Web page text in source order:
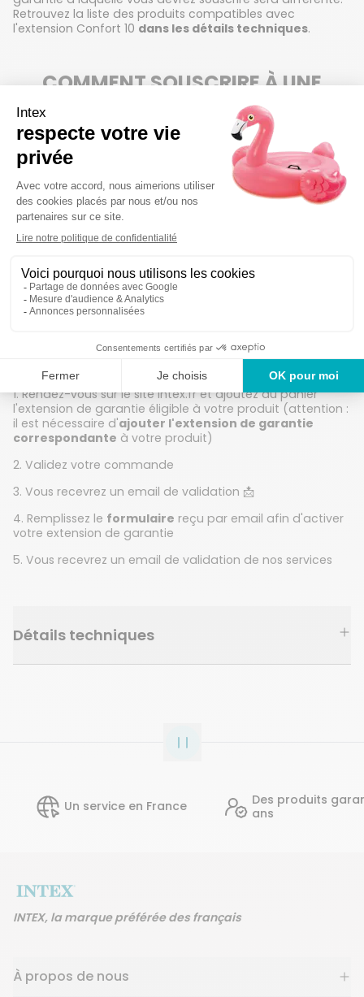
Retrouvez la liste des produits compatibles avec
l'extension Confort 10 dans les détails techniques.
COMMENT SOUSCRIRE À UNE
EXTENSION DE GARANTIE ?
Vous achetez votre produit sur le site intex.fr
1. Rendez-vous sur la fiche du produit que vous souhaitez
acheter
2. Cliquez sur"souscrire à l'extension" dans l'encart
bleu. L'extension s'ajoute au panier, en plus de votre
produit. 🛍️
4. Vous recevrez un email de validation de nos services
1. Rendez-vous sur le site intex.fr et ajoutez au panier
l'extension de garantie éligible à votre produit (attention :
il est nécessaire d'ajouter l'extension de garantie
correspondante à votre produit)
2. Validez votre commande
3. Vous recevrez un email de validation 📩
4. Remplissez le formulaire reçu par email afin d'activer
votre extension de garantie
5. Vous recevrez un email de validation de nos services
Détails techniques
Un service en France
Des produits garantis 2
ans
INTEX, la marque préférée des français
À propos de nous